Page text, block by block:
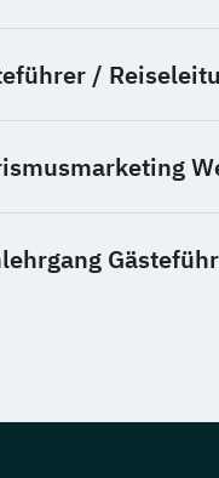
/